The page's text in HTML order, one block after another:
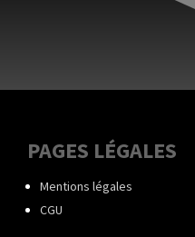
PAGES LÉGALES
Mentions légales
CGU